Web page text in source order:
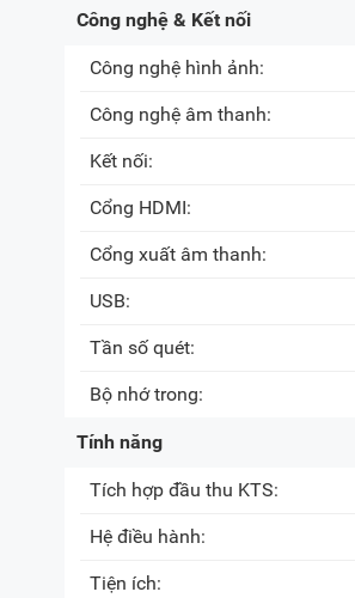
Công nghệ & Kết nối
Công nghệ hình ảnh:
Công nghệ âm thanh:
Kết nối:
Cổng HDMI:
Cổng xuất âm thanh:
USB:
Tần số quét:
Bộ nhớ trong:
Tính năng
Tích hợp đầu thu KTS:
Hệ điều hành:
Tiện ích: